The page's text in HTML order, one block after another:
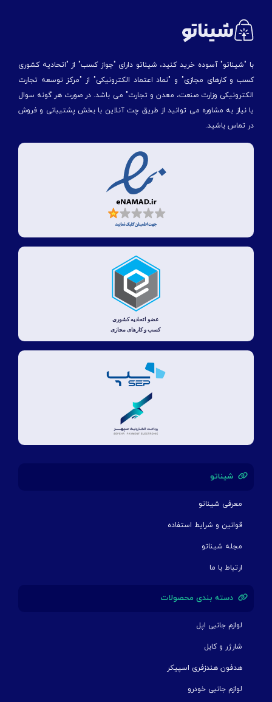
با "شیناتو" آسوده خرید کنید، شیناتو دارای "جواز کسب" از "اتحادیه کشوری
کسب و کارهای مجازی" و "نماد اعتماد الکترونیکی" از "مركز توسعه تجارت
الكترونیكی وزارت صنعت، معدن و تجارت" می باشد. در صورت هر گونه سوال
یا نیاز به مشاوره می توانید از طریق چت آنلاین با بخش پشتیبانی و فروش
در تماس باشید.
شیناتو
معرفی شیناتو
قوانین و شرایط استفاده
مجله شیناتو
ارتباط با ما
دسته بندی محصولات
لوازم جانبی اپل
شارژر و کابل
هدفون هندزفری اسپیکر
لوازم جانبی خودرو